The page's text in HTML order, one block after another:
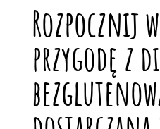
Rozpocznij
przygodę z